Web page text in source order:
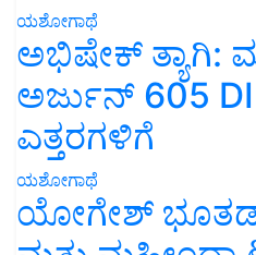
ಯಶೋಗಾಥೆ
ಅಭಿಷೇಕ್ ತ್ಯಾಗಿ:
ಅರ್ಜುನ್ 605
ಎತ್ತರಗಳಿಗೆ
ಯಶೋಗಾಥೆ
ಯೋಗೇಶ್